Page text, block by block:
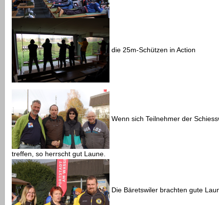
die 25m-Schützen in Action
Wenn sich Teilnehmer der
treffen, so herrscht gut Laune.
Die Bäretswiler brachten gute